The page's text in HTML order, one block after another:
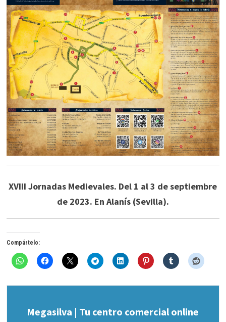
XVIII Jornadas Medievales. Del 1 al 3 de septiembre
de 2023. En Alanís (Sevilla).
Compártelo:
Megasilva | Tu centro comercial online